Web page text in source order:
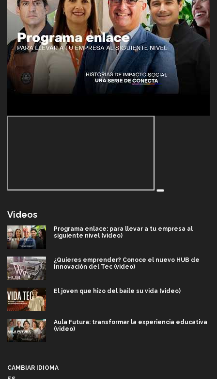
Videos
Programa enlace: para llevar a tu empresa al
siguiente nivel (video)
¿Quieres emprender? Conoce el nuevo HUB de
Innovación del Tec (video)
El joven que hizo del baile su vida (video)
Aula Futura: transformar la experiencia educativa
(video)
CAMBIAR IDIOMA